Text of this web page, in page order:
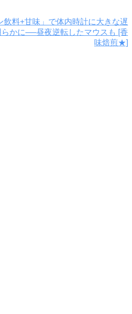
飲料+甘味」で体内時計に大きな遅
かに──昼夜逆転したマウスも [香
味焙煎★]